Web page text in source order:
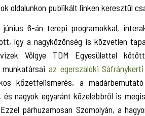
oldalunkon publikált linken keresztül
június 6-án terepi programokkal,
így a nagyközönség is közvetlen
Völgye TDM Egyesülettel
az egerszalóki
kőzetfelismerés, a
nagyok egyaránt közelebbről is
párhuzamosan Szomolyán, a